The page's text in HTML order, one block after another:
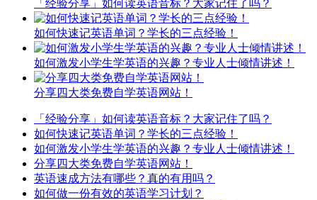
「经验分享」如何读英语音标？大家记住了吗？
如何快速记英语单词？学长的三点经验！
如何激发小学生学英语的兴趣？专业人士倾情讲述！
分享四大类免费自学英语网站！
「经验分享」如何读英语音标？大家记住了吗？
如何快速记英语单词？学长的三点经验！
如何激发小学生学英语的兴趣？专业人士倾情讲述！
分享四大类免费自学英语网站！
英语速成方法有哪些？真的有用吗？
如何做一份有效的英语学习计划？